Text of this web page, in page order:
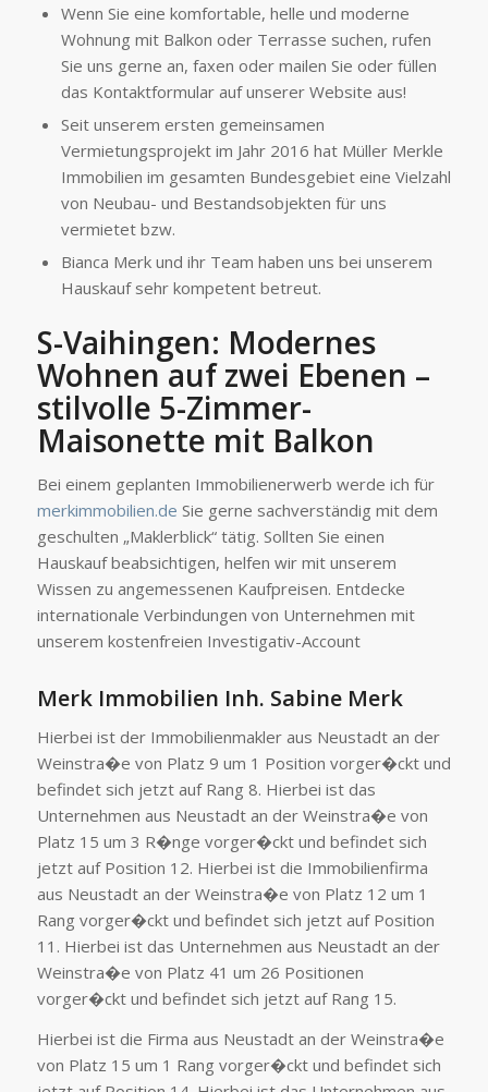
Wenn Sie eine komfortable, helle und moderne
Wohnung mit Balkon oder Terrasse suchen, rufen
Sie uns gerne an, faxen oder mailen Sie oder füllen
das Kontaktformular auf unserer Website aus!
Seit unserem ersten gemeinsamen
Vermietungsprojekt im Jahr 2016 hat Müller Merkle
Immobilien im gesamten Bundesgebiet eine Vielzahl
von Neubau- und Bestandsobjekten für uns
vermietet bzw.
Bianca Merk und ihr Team haben uns bei unserem
Hauskauf sehr kompetent betreut.
S-Vaihingen: Modernes
Wohnen auf zwei Ebenen –
stilvolle 5-Zimmer-
Maisonette mit Balkon
Bei einem geplanten Immobilienerwerb werde ich für
merkimmobilien.de Sie gerne sachverständig mit dem
geschulten „Maklerblick“ tätig. Sollten Sie einen
Hauskauf beabsichtigen, helfen wir mit unserem
Wissen zu an­gemessenen Kauf­preisen. Entdecke
internationale Verbindungen von Unternehmen mit
unserem kostenfreien Investigativ-Account
Merk Immobilien Inh. Sabine Merk
Hierbei ist der Immobilienmakler aus Neustadt an der
Weinstra�e von Platz 9 um 1 Position vorger�ckt und
befindet sich jetzt auf Rang 8. Hierbei ist das
Unternehmen aus Neustadt an der Weinstra�e von
Platz 15 um 3 R�nge vorger�ckt und befindet sich
jetzt auf Position 12. Hierbei ist die Immobilienfirma
aus Neustadt an der Weinstra�e von Platz 12 um 1
Rang vorger�ckt und befindet sich jetzt auf Position
11. Hierbei ist das Unternehmen aus Neustadt an der
Weinstra�e von Platz 41 um 26 Positionen
vorger�ckt und befindet sich jetzt auf Rang 15.
Hierbei ist die Firma aus Neustadt an der Weinstra�e
von Platz 15 um 1 Rang vorger�ckt und befindet sich